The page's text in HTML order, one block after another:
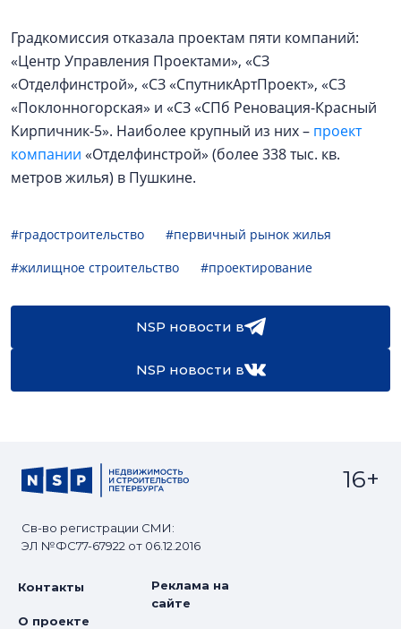
Градкомиссия отказала проектам пяти компаний:
«Центр Управления Проектами», «СЗ
«Отделфинстрой», «СЗ «СпутникАртПроект», «СЗ
«Поклонногорская» и «СЗ «СПб Реновация-Красный
Кирпичник-5». Наиболее крупный из них – проект
компании «Отделфинстрой» (более 338 тыс. кв.
метров жилья) в Пушкине.
#градостроительство
#первичный рынок жилья
#жилищное строительство
#проектирование
NSP новости в
NSP новости в
Св-во регистрации СМИ:
ЭЛ №ФС77-67922 от 06.12.2016
16+
Контакты
О проекте
Реклама на
сайте